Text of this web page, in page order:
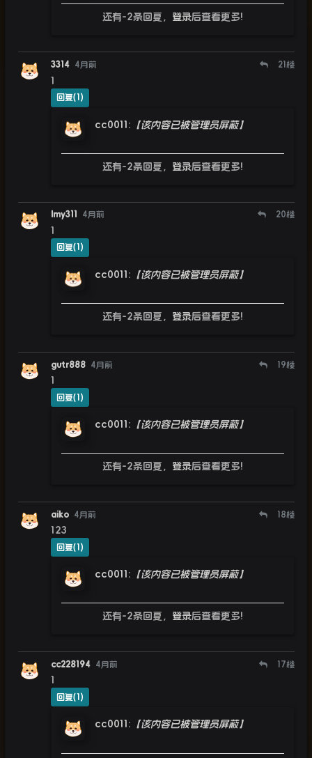
还有-2条回复， 登录后查看更多!
3314 4月前 21 楼
1
回复(1)
cc0011 : 【该内容已被管理员屏蔽】
还有-2条回复， 登录后查看更多!
lmy311 4月前 20楼
1
回复(1)
cc0011 : 【该内容已被管理员屏蔽】
还有-2条回复， 登录后查看更多!
gutr888 4月前 19楼
1
回复(1)
cc0011 : 【该内容已被管理员屏蔽】
还有-2条回复， 登录后查看更多!
aiko 4月前 18楼
123
回复(1)
cc0011 : 【该内容已被管理员屏蔽】
还有-2条回复， 登录后查看更多!
cc228194 4月前 17楼
1
回复(1)
cc0011 : 【该内容已被管理员屏蔽】